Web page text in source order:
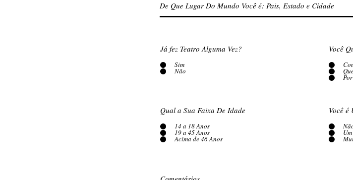
Já fez Teatro Alguma Vez?
Sim
Não
Você
Qual a Sua Faixa De Idade
14 a 18 Anos
19 a 45 Anos
Acima de 46 Anos
Você é